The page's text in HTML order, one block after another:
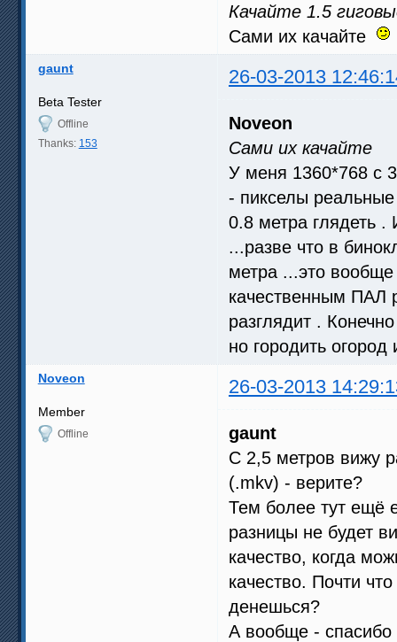
Качайте 1.5
Сами их качайте
gaunt 26-03-2013
Beta Tester
Offline
Thanks: 153
Noveon
Сами их качайте
У меня 1360*768 с
- пикселы
0.8 метра глядеть .
...разве что в
метра ...это
качественным ПАЛ
разглядит .
но городить
Noveon 26-03-2013
Member
Offline
gaunt
С 2,5 метров вижу
(.mkv) - верите?
Тем более тут ещё
разницы не будет
качество, когда
качество. Почти
денешься?
А вообще - спасибо